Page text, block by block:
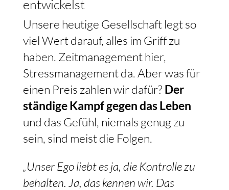
entwickelst
Unsere heutige Gesellschaft legt so
viel Wert darauf, alles im Griff zu
haben. Zeitmanagement hier,
Stressmanagement da. Aber was für
einen Preis zahlen wir dafür? Der
ständige Kampf gegen das Leben
und das Gefühl, niemals genug zu
sein, sind meist die Folgen.
„Unser Ego liebt es ja, die Kontrolle zu
behalten. Ja, das kennen wir. Das